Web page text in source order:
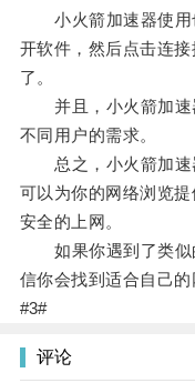
小火箭加速器使用
开软件，然后点击连
了。
并且，小火箭加速
不同用户的需求。
总之，小火箭加速
可以为你的网络浏览
安全的上网。
如果你遇到了类似
信你会找到适合自己的
#3#
评论